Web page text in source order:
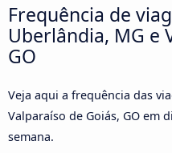
Frequência de
Uberlândia, MG e
GO
Veja aqui a frequência das
Valparaíso de Goiás, GO em
semana.